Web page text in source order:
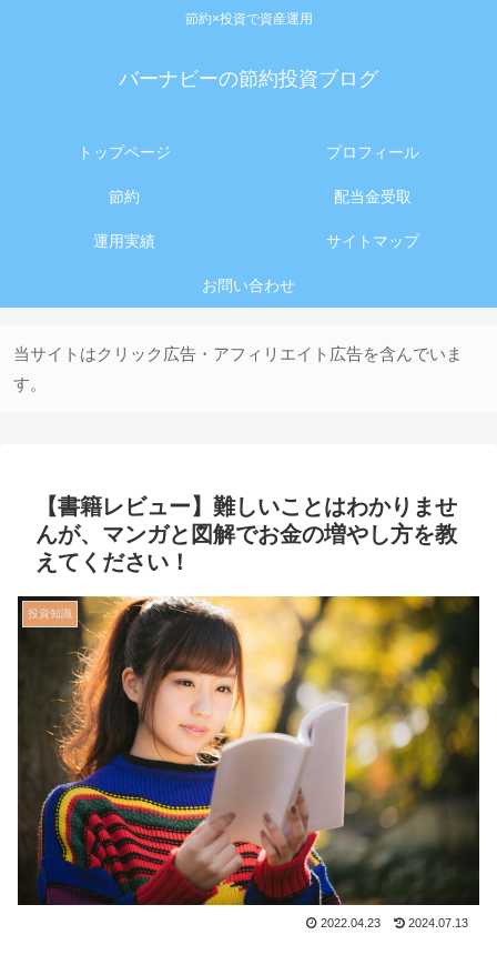
節約×投資で資産運用
バーナビーの節約投資ブログ
トップページ プロフィール
節約 配当金受取
運用実績 サイトマップ
お問い合わせ
当サイトはクリック広告・アフィリエイト広告を含んでいま
す。
【書籍レビュー】難しいことはわかりませ
んが、マンガと図解でお金の増やし方を教
えてください！
投資知識
2022.04.23 2024.07.13